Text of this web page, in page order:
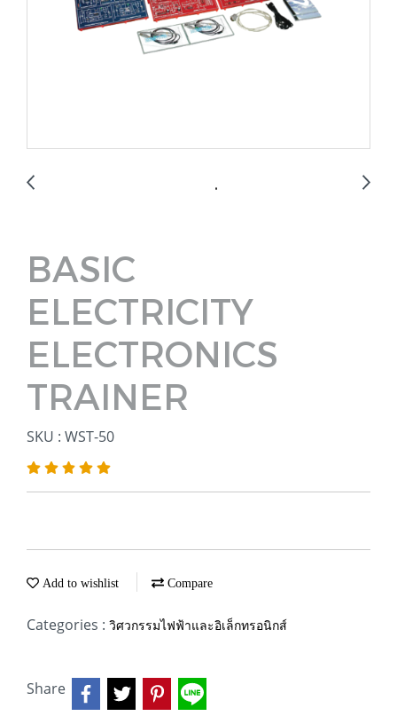
BASIC
ELECTRICITY
ELECTRONICS
TRAINER
SKU : WST-50
Add to wishlist Compare
Categories : วิศวกรรมไฟฟ้าและอิเล็กทรอนิกส์
Share